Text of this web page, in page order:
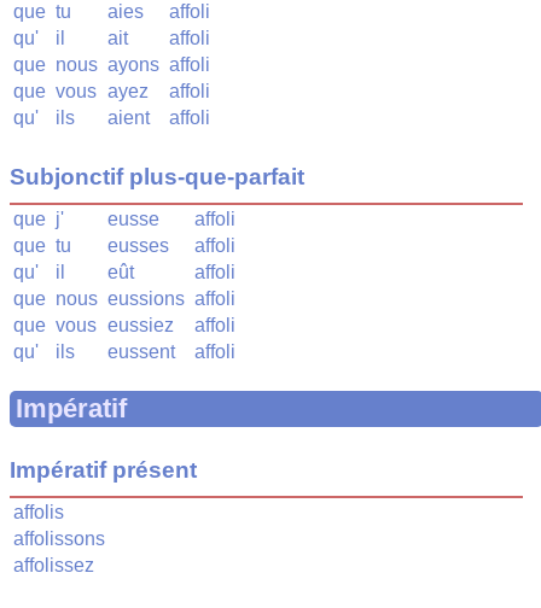
que tu aies
affoli
qu'
il ait
affoli
que nous ayons affoli
que vous ayez
affoli
qu'
ils aient affoli
Subjonctif plus-que-parfait
que j' eusse
affoli
que tu eusses
affoli
qu'
il eût
affoli
que nous eussions affoli
que vous eussiez
affoli
qu'
ils eussent affoli
Impératif
Impératif présent
affolis
affolissons
affolissez